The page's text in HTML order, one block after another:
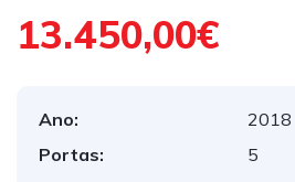
13.450,00€
Ano:
2018
Portas:
5